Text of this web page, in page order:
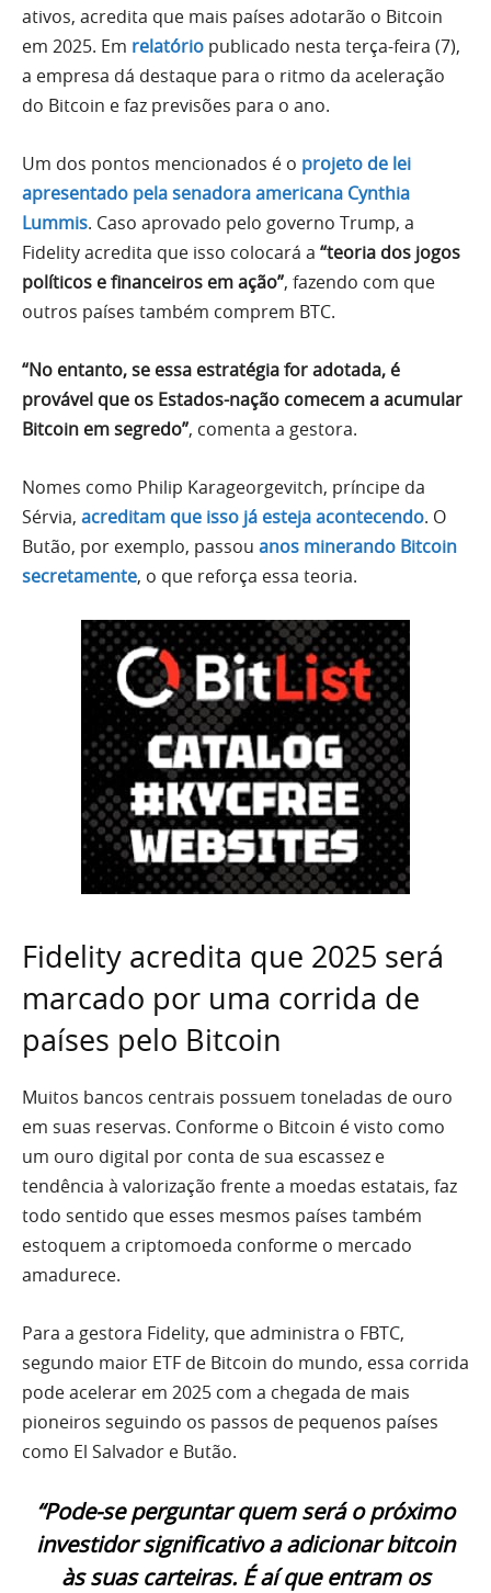
ativos, acredita que mais países adotarão o Bitcoin
em 2025. Em relatório publicado nesta terça-feira (7),
a empresa dá destaque para o ritmo da aceleração
do Bitcoin e faz previsões para o ano.
Um dos pontos mencionados é o projeto de lei
apresentado pela senadora americana Cynthia
Lummis. Caso aprovado pelo governo Trump, a
Fidelity acredita que isso colocará a “teoria dos jogos
políticos e financeiros em ação”, fazendo com que
outros países também comprem BTC.
“No entanto, se essa estratégia for adotada, é
provável que os Estados-nação comecem a acumular
Bitcoin em segredo”, comenta a gestora.
Nomes como Philip Karageorgevitch, príncipe da
Sérvia, acreditam que isso já esteja acontecendo. O
Butão, por exemplo, passou anos minerando Bitcoin
secretamente, o que reforça essa teoria.
Fidelity acredita que 2025 será
marcado por uma corrida de
países pelo Bitcoin
Muitos bancos centrais possuem toneladas de ouro
em suas reservas. Conforme o Bitcoin é visto como
um ouro digital por conta de sua escassez e
tendência à valorização frente a moedas estatais, faz
todo sentido que esses mesmos países também
estoquem a criptomoeda conforme o mercado
amadurece.
Para a gestora Fidelity, que administra o FBTC,
segundo maior ETF de Bitcoin do mundo, essa corrida
pode acelerar em 2025 com a chegada de mais
pioneiros seguindo os passos de pequenos países
como El Salvador e Butão.
“Pode-se perguntar quem será o próximo
investidor significativo a adicionar bitcoin
às suas carteiras. É aí que entram os